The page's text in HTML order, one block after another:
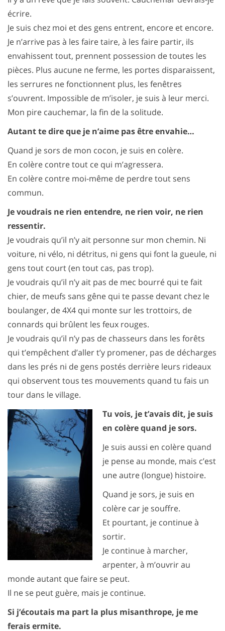
écrire.
Je suis chez moi et des gens entrent, encore et encore.
Je n’arrive pas à les faire taire, à les faire partir, ils
envahissent tout, prennent possession de toutes les
pièces. Plus aucune ne ferme, les portes disparaissent,
les serrures ne fonctionnent plus, les fenêtres
s’ouvrent. Impossible de m’isoler, je suis à leur merci.
Mon pire cauchemar, la fin de la solitude.
Autant te dire que je n’aime pas être envahie…
Quand je sors de mon cocon, je suis en colère.
En colère contre tout ce qui m’agressera.
En colère contre moi-même de perdre tout sens
commun.
Je voudrais ne rien entendre, ne rien voir, ne rien
ressentir.
Je voudrais qu’il n’y ait personne sur mon chemin. Ni
voiture, ni vélo, ni détritus, ni gens qui font la gueule, ni
gens tout court (en tout cas, pas trop).
Je voudrais qu’il n’y ait pas de mec bourré qui te fait
chier, de meufs sans gêne qui te passe devant chez le
boulanger, de 4X4 qui monte sur les trottoirs, de
connards qui brûlent les feux rouges.
Je voudrais qu’il n’y pas de chasseurs dans les forêts
qui t’empêchent d’aller t’y promener, pas de décharges
dans les prés ni de gens postés derrière leurs rideaux
qui observent tous tes mouvements quand tu fais un
tour dans le village.
Tu vois, je t’avais dit, je suis
en colère quand je sors.
Je suis aussi en colère quand
je pense au monde, mais c’est
une autre (longue) histoire.
Quand je sors, je suis en
colère car je souffre.
Et pourtant, je continue à
sortir.
Je continue à marcher,
arpenter, à m’ouvrir au
monde autant que faire se peut.
Il ne se peut guère, mais je continue.
Si j’écoutais ma part la plus misanthrope, je me
ferais ermite.